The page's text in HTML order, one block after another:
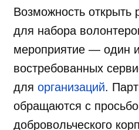
Возможность открыть
для набора
мероприятие — один
востребованных
для организаций.
обращаются с
добровольческого